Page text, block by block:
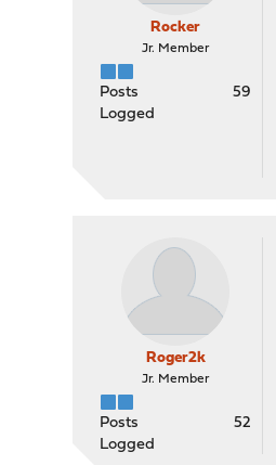
Rocker
Jr. Member
Posts
59
Logged
Roger2k
Jr. Member
Posts
52
Logged